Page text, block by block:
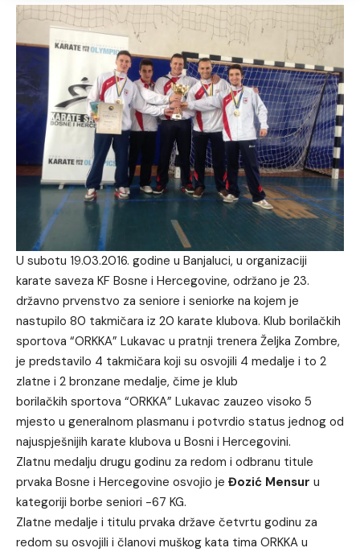
U subotu 19.03.2016. godine u Banjaluci, u organizaciji
karate saveza KF Bosne i Hercegovine, održano je 23.
državno prvenstvo za seniore i seniorke na kojem je
nastupilo 80 takmičara iz 20 karate klubova. Klub borilačkih
sportova “ORKKA” Lukavac u pratnji trenera Željka Zombre,
je predstavilo 4 takmičara koji su osvojili 4 medalje i to 2
zlatne i 2 bronzane medalje, čime je klub
borilačkih sportova “ORKKA” Lukavac zauzeo visoko 5
mjesto u generalnom plasmanu i potvrdio status jednog od
najuspješnijih karate klubova u Bosni i Hercegovini.
Zlatnu medalju drugu godinu za redom i odbranu titule
prvaka Bosne i Hercegovine osvojio je Đozić Mensur u
kategoriji borbe seniori -67 KG.
Zlatne medalje i titulu prvaka države četvrtu godinu za
redom su osvojili i članovi muškog kata tima ORKKA u